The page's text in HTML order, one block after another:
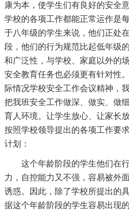
康为本，使学生们有良好的安全
学校的各项工作都能正常运作是
于八年级的学生来说，他们正处
段，他们的行为规范比起低年级
和广泛性，与学校、家庭以外的
安全教育任务也必须更有针对性
际情况学校安全工作会议精神，
把我班安全工作做深、做实、做
育人环境。让学生放心、让家长
按照学校领导提出的各项工作要
计划：
这个年龄阶段的学生他们在
力，自控能力又不强，容易被外
诱惑。因此，除了学校所提出的
据这个年龄阶段的学生容易出现